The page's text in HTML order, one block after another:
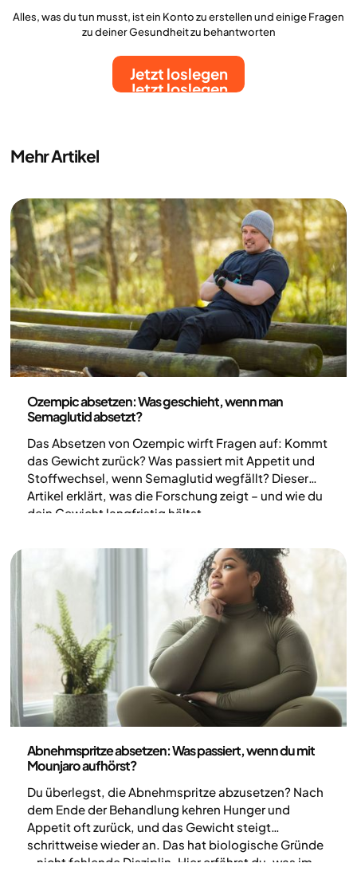
Alles, was du tun musst, ist ein Konto zu erstellen und einige Fragen
zu deiner Gesundheit zu behantworten
Jetzt loslegen
Jetzt loslegen
Mehr Artikel
Ozempic absetzen: Was geschieht, wenn man
Semaglutid absetzt?
Das Absetzen von Ozempic wirft Fragen auf: Kommt
das Gewicht zurück? Was passiert mit Appetit und
Stoffwechsel, wenn Semaglutid wegfällt? Dieser
Artikel erklärt, was die Forschung zeigt – und wie du
dein Gewicht langfristig hältst.
Abnehmspritze absetzen: Was passiert, wenn du mit
Mounjaro aufhörst?
Du überlegst, die Abnehmspritze abzusetzen? Nach
dem Ende der Behandlung kehren Hunger und
Appetit oft zurück, und das Gewicht steigt
schrittweise wieder an. Das hat biologische Gründe
– nicht fehlende Disziplin. Hier erfährst du, was im